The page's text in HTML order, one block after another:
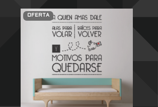
OFERTA